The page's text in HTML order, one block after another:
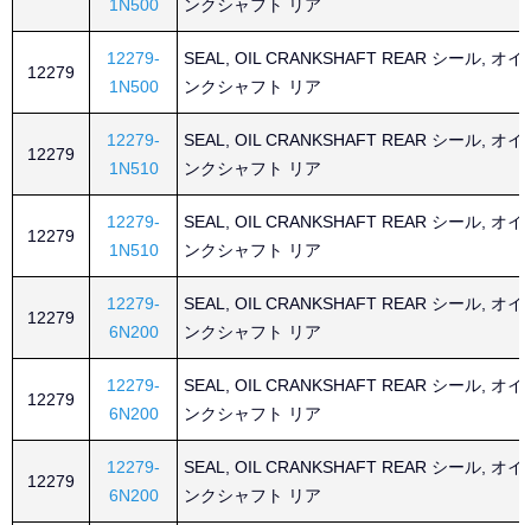
1N500
ンクシャフト リア
12279
12279-
1N500
SEAL, OIL CRANKSHAFT REAR シール, オイ
ンクシャフト リア
12279
12279-
1N510
SEAL, OIL CRANKSHAFT REAR シール, オイ
ンクシャフト リア
12279
12279-
1N510
SEAL, OIL CRANKSHAFT REAR シール, オイ
ンクシャフト リア
12279
12279-
6N200
SEAL, OIL CRANKSHAFT REAR シール, オイ
ンクシャフト リア
12279
12279-
6N200
SEAL, OIL CRANKSHAFT REAR シール, オイ
ンクシャフト リア
12279
12279-
6N200
SEAL, OIL CRANKSHAFT REAR シール, オイ
ンクシャフト リア